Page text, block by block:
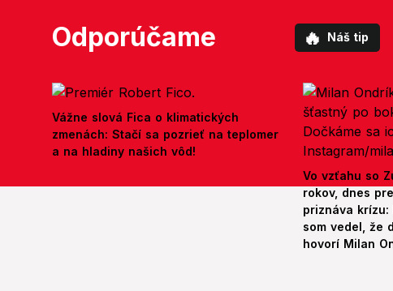
Odporúčame 🔥 Náš tip
Vážne slová Fica o klimatických
zmenách: Stačí sa pozrieť na teplomer
a na hladiny našich vôd!
Vo vzťahu so
rokov, dnes
priznáva
som vedel, že
hovorí Milan